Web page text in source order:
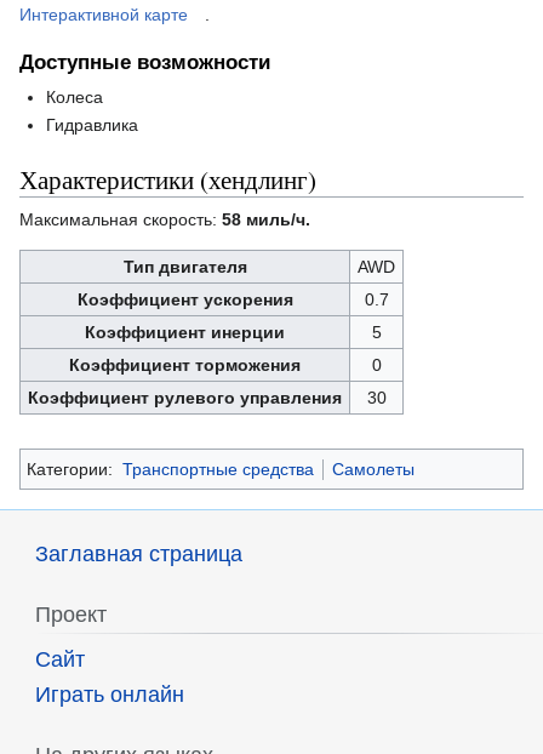
Интерактивной карте
.
Доступные возможности
Колеса
Гидравлика
Характеристики (хендлинг)
Максимальная скорость: 58 миль/ч.
Тип двигателя
AWD
Коэффициент ускорения
0.7
Коэффициент инерции
5
Коэффициент торможения
0
Коэффициент рулевого управления
30
Категории: Транспортные средства Самолеты
Заглавная страница
Проект
Сайт
Играть онлайн